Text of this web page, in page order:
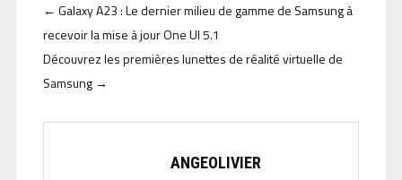
← Galaxy A23 : Le dernier milieu de gamme de Samsung à
recevoir la mise à jour One UI 5.1
Découvrez les premières lunettes de réalité virtuelle de
Samsung→
ANGEOLIVIER